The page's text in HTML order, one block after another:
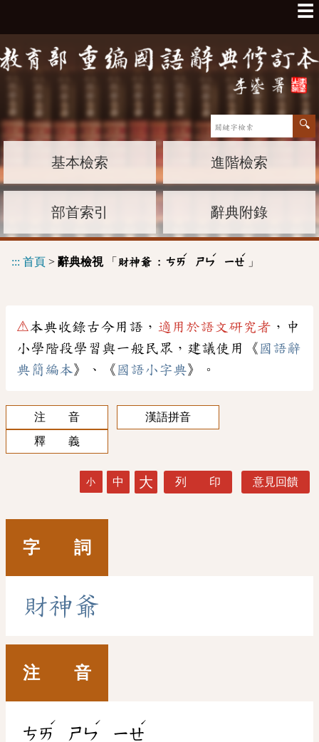
☰
基本檢索 進階檢索
部首索引 辭典附錄
::: 首頁 > 辭典檢視「 財神爺 : ㄘㄞ
ˊ
ㄕㄣ
ˊ
ㄧㄝ
ˊ
」
⚠本典收錄古今用語， 適用於語文研究者 ，中
小學階段學習與一般民眾，建議使用《 國語辭
典簡編本》、《 國語小字典》。
注 音
漢語拼音
釋 義
小 中 大 列 印 意見回饋
字 詞
財神爺
注 音
ㄘㄞ
ˊ
ㄕㄣ
ˊ
ㄧㄝ
ˊ